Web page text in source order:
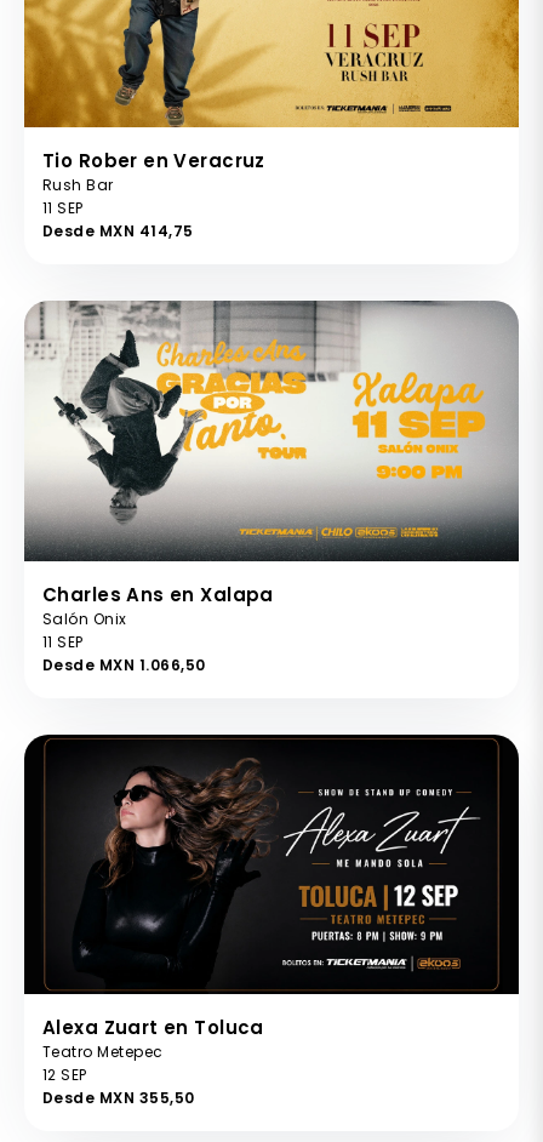
Tio Rober en Veracruz
Rush Bar
11 SEP
Desde MXN 414,75
Charles Ans en Xalapa
Salón Onix
11 SEP
Desde MXN 1.066,50
Alexa Zuart en Toluca
Teatro Metepec
12 SEP
Desde MXN 355,50